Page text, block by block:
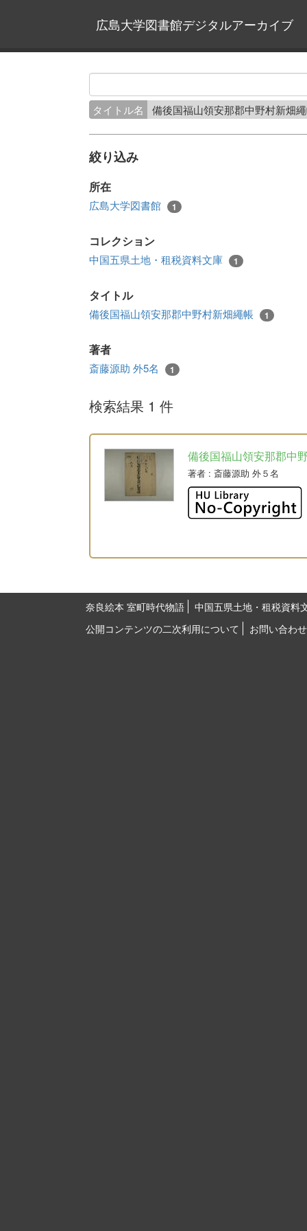
広島大学図書館デジタルアーカイブ
タイトル名 備後国福山領安那郡中野村新畑
絞り込み
所在
広島大学図書館 1
コレクション
中国五県土地・租税資料文庫 1
タイトル
備後国福山領安那郡中野村新畑繩帳 1
著者
斎藤源助 外5名 1
検索結果 1 件
備後国福山領安那郡中
著者 : 斎藤源助 外５名
奈良絵本 室町時代物語
中国五県土地・租税資料
公開コンテンツの二次利用について
お問い合わせ